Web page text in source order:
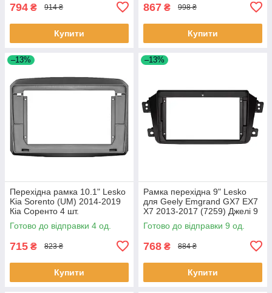
794 ₴ 914 ₴
Купити
867 ₴ 998 ₴
Купити
–13%
Перехідна рамка 10.1" Lesko
Kia Sorento (UM) 2014-2019
Кіа Соренто 4 шт.
Готово до відправки 4 од.
715 ₴ 823 ₴
Купити
–13%
Рамка перехідна 9" Lesko
для Geely Emgrand GX7 EX7
X7 2013-2017 (7259) Джелі 9
шт.
Готово до відправки 9 од.
768 ₴ 884 ₴
Купити